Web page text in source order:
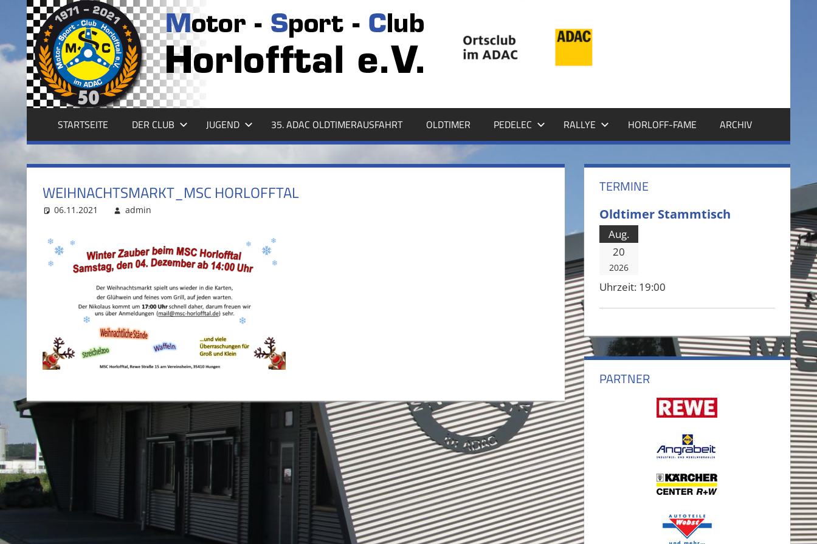
springen MSC
HORLOFFTAL
E.V.
STARTSEITE DER CLUB JUGEND 35. ADAC OLDTIMERAUSFAHRT OLDTIMER PEDELEC RALLYE HORLOFF-FAME ARCHIV
WEIHNACHTSMARKT_MSC HORLOFFTAL
06.11.2021 admin
TERMINE
Oldtimer Stammtisch
Aug.
20
2026
Uhrzeit: 19:00
PARTNER